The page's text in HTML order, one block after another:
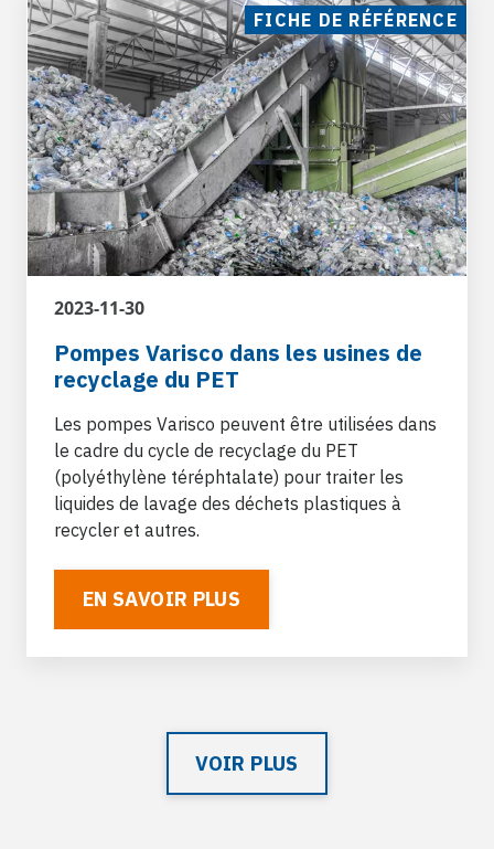
2023-11-30
FICHE DE RÉFÉRENCE
Pompes Varisco dans les usines de
recyclage du PET
Les pompes Varisco peuvent être utilisées dans
le cadre du cycle de recyclage du PET
(polyéthylène téréphtalate) pour traiter les
liquides de lavage des déchets plastiques à
recycler et autres.
EN SAVOIR PLUS
VOIR PLUS